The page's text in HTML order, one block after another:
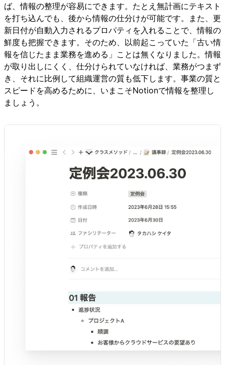
ば、情報の整理が容易にできます。たとえ無計画にテキスト
を打ち込んでも、後から情報の仕分けが可能です。また、更
新日付が自動入力されるプロパティを入れることで、情報の
鮮度も把握できます。そのため、以前起こっていた「古い情
報を信じたまま業務を進める」ことは無くなりました。情報
が取り出しにくく、仕分けられていなければ、業務がつまず
き、それに比例して組織運営の質も低下します。事業の質と
スピードを高めるために、いまこそNotionで情報を整理し
ましょう。